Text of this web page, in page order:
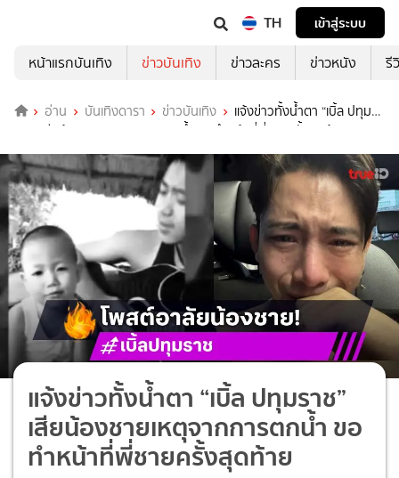
TH
เข้าสู่ระบบ
หน้าแรกบันเทิง
ข่าวบันเทิง ข่าวละคร ข่าวหนัง รี
อ่าน บันเทิงดารา ข่าวบันเทิง
แจ้งข่าวทั้งน้ำตา “เบิ้ล ปทุม
ราช” เสียน้องชายเหตุจากการตกน้ำ ขอทำหน้าที่พี่ชายครั้งสุดท้าย
แจ้งข่าวทั้งน้ำตา “เบิ้ล ปทุมราช”
เสียน้องชายเหตุจากการตกน้ำ ขอ
ทำหน้าที่พี่ชายครั้งสุดท้าย